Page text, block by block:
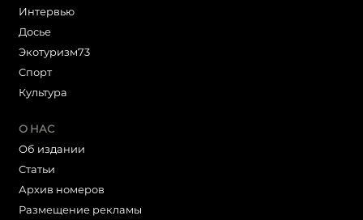
Интервью
Досье
Экотуризм73
Cпорт
Культура
О НАС
Об издании
Статьи
Архив номеров
Размещение рекламы